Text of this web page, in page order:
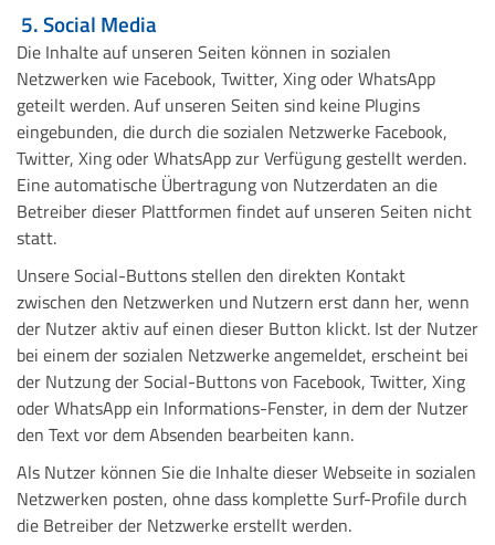
5. Social Media
Die Inhalte auf unseren Seiten können in sozialen
Netzwerken wie Facebook, Twitter, Xing oder WhatsApp
geteilt werden. Auf unseren Seiten sind keine Plugins
eingebunden, die durch die sozialen Netzwerke Facebook,
Twitter, Xing oder WhatsApp zur Verfügung gestellt werden.
Eine automatische Übertragung von Nutzerdaten an die
Betreiber dieser Plattformen findet auf unseren Seiten nicht
statt.
Unsere Social-Buttons stellen den direkten Kontakt
zwischen den Netzwerken und Nutzern erst dann her, wenn
der Nutzer aktiv auf einen dieser Button klickt. Ist der Nutzer
bei einem der sozialen Netzwerke angemeldet, erscheint bei
der Nutzung der Social-Buttons von Facebook, Twitter, Xing
oder WhatsApp ein Informations-Fenster, in dem der Nutzer
den Text vor dem Absenden bearbeiten kann.
Als Nutzer können Sie die Inhalte dieser Webseite in sozialen
Netzwerken posten, ohne dass komplette Surf-Profile durch
die Betreiber der Netzwerke erstellt werden.